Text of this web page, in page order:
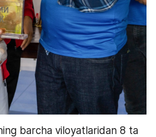
barcha viloyatlaridan 8 ta